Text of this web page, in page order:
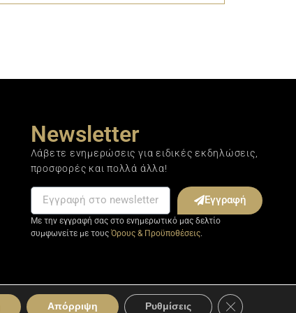
Newsletter
Λάβετε ενημερώσεις για ειδικές εκδηλώσεις,
προσφορές και πολλά άλλα!
Εγγραφή
Με την εγγραφή σας στο ενημερωτικό μας δελτίο
συμφωνείτε με τους Όρους & Προϋποθέσεις.
Απόρριψη Ρυθμίσεις Κλείσιμο του